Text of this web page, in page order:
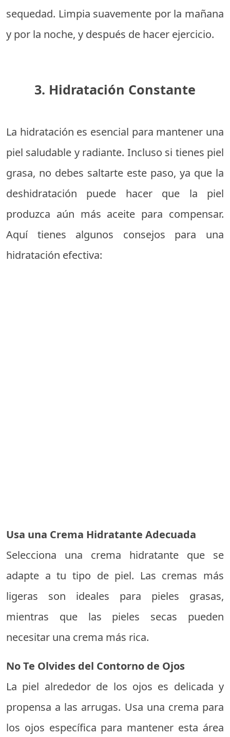
sequedad. Limpia suavemente por la mañana
y por la noche, y después de hacer ejercicio.
3. Hidratación Constante
La hidratación es esencial para mantener una
piel saludable y radiante. Incluso si tienes piel
grasa, no debes saltarte este paso, ya que la
deshidratación puede hacer que la piel
produzca aún más aceite para compensar.
Aquí tienes algunos consejos para una
hidratación efectiva:
Usa una Crema Hidratante Adecuada
Selecciona una crema hidratante que se
adapte a tu tipo de piel. Las cremas más
ligeras son ideales para pieles grasas,
mientras que las pieles secas pueden
necesitar una crema más rica.
No Te Olvides del Contorno de Ojos
La piel alrededor de los ojos es delicada y
propensa a las arrugas. Usa una crema para
los ojos específica para mantener esta área